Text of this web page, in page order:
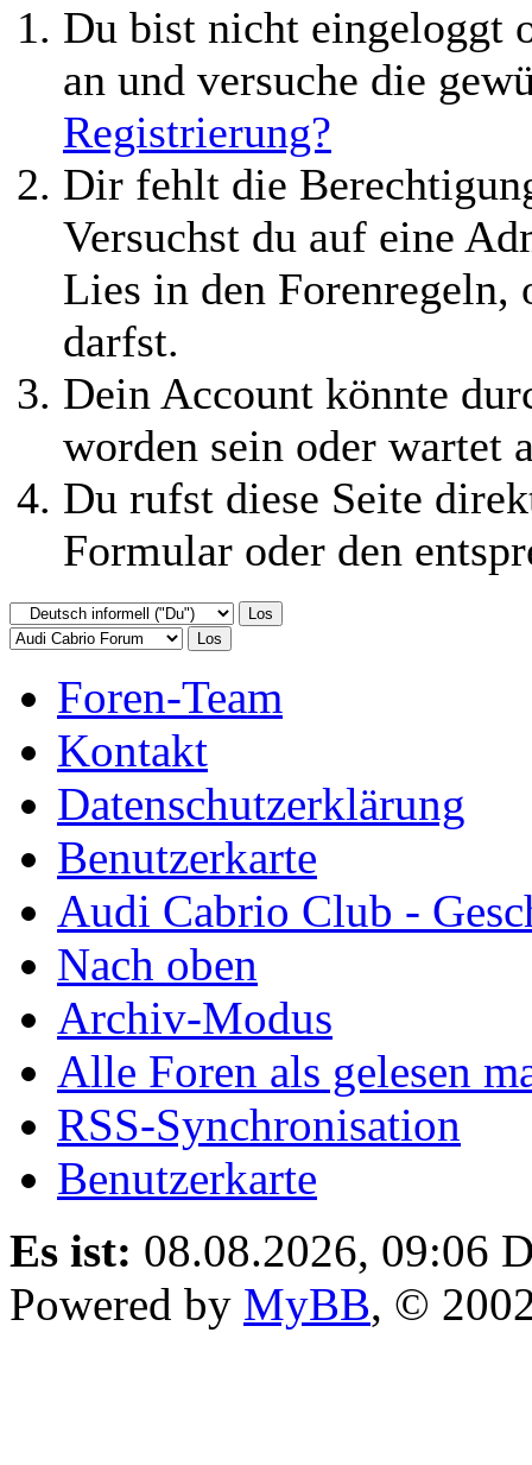
Du bist nicht eingeloggt
an und versuche die
Registrierung?
Dir fehlt die
Versuchst du auf eine
Lies in den Forenregeln,
darfst.
Dein Account könnte
worden sein oder wartet
Du rufst diese Seite
Formular oder den
Foren-Team
Kontakt
Datenschutzerklärung
Benutzerkarte
Audi Cabrio Club -
Nach oben
Archiv-Modus
Alle Foren als gelesen
RSS-Synchronisation
Benutzerkarte
Es ist: 08.08.2026, 09:06
Powered by MyBB, ©